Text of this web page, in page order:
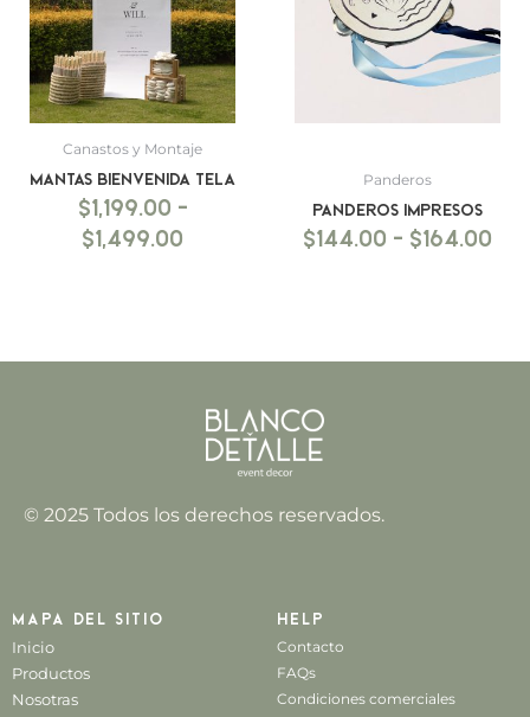
Canastos y Montaje
Mantas bienvenida tela
$1,199.00 -
$1,499.00
hasta
$1,499.00
Panderos
Panderos impresos
$144.00 - $164.00
© 2025 Todos los derechos reservados.
Mapa del sitio
Inicio
Productos
Nosotras
Help
Contacto
FAQs
Condiciones comerciales